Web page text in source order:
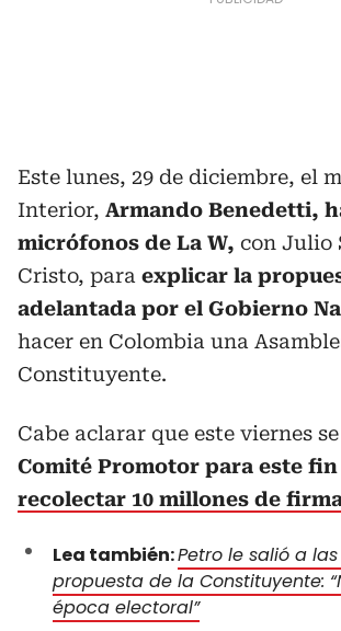
Este lunes, 29 de diciembre, el
Interior, Armando Benedetti,
micrófonos de La W, con Julio
Cristo, para explicar la
adelantada por el Gobierno
hacer en Colombia una
Constituyente.
Cabe aclarar que este viernes
Comité Promotor para este
recolectar 10 millones de
Lea también:Petro le salió a
propuesta de la Constituyente:
época electoral”